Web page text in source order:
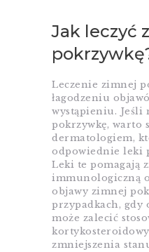
Jak leczyć
Leczenie zimnej
łagodzeniu
wystąpieniu. Jeśli
pokrzywkę, warto
dermatologiem,
odpowiednie leki
Leki te pomagają
immunologiczną
objawy zimnej
przypadkach, gdy
może zalecić
zmniejszenia